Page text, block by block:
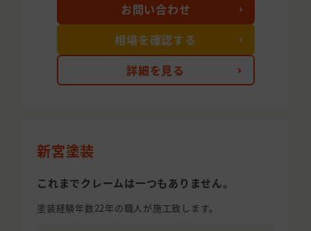
詳細を見る
お問い合わせ
相場を確認する
新宮塗装
これまでクレームは一つもありません。
塗装経験年数22年の職人が施工致します。